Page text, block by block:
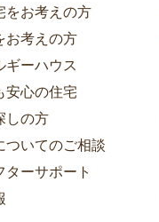
をお考えの方
お考えの方
ギーハウス
安心の住宅
しの方
ついてのご相談
ターサポート